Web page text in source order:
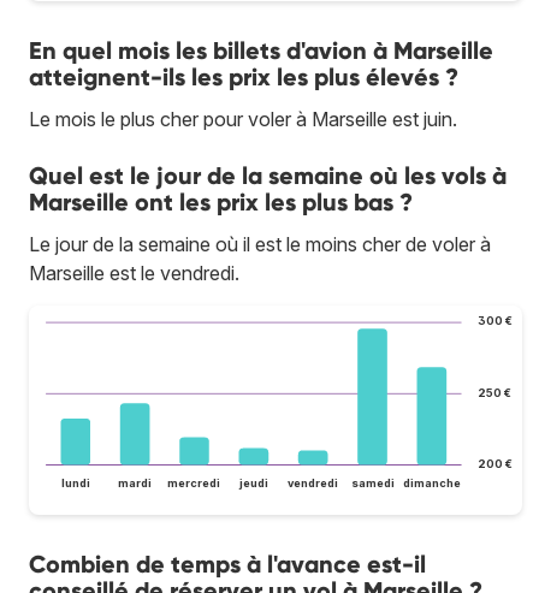
En quel mois les billets d'avion à Marseille
atteignent-ils les prix les plus élevés ?
Le mois le plus cher pour voler à Marseille est juin.
Quel est le jour de la semaine où les vols à
Marseille ont les prix les plus bas ?
Le jour de la semaine où il est le moins cher de voler à
Marseille est le vendredi.
200 €
250 €
300 €
lundi mardi mercredi jeudi vendredi samedi dimanche
Combien de temps à l'avance est-il